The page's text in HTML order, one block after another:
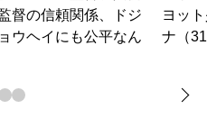
督の信頼関係、ドジ
ウヘイにも公平なん
ヨッ
ナ（